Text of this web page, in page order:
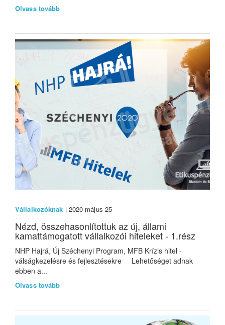
Olvass tovább
Vállalkozóknak | 2020 május 25
Nézd, összehasonlítottuk az új, állami
kamattámogatott vállalkozói hiteleket - 1.rész
NHP Hajrá, Új Széchenyi Program, MFB Krízis hitel -
válságkezelésre és fejlesztésekre Lehetőséget adnak
ebben a...
Olvass tovább